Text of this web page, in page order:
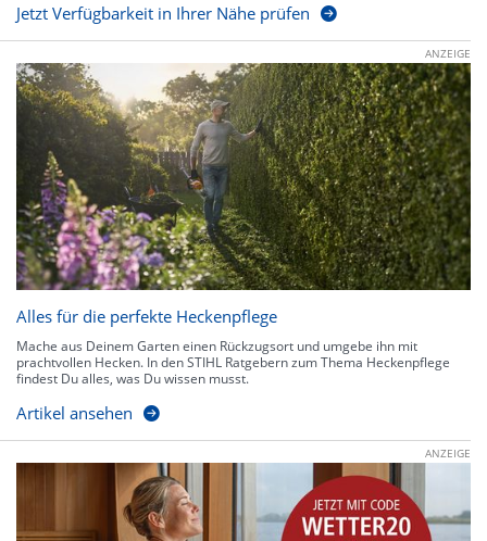
Jetzt Verfügbarkeit in Ihrer Nähe prüfen
ANZEIGE
Alles für die perfekte Heckenpflege
Mache aus Deinem Garten einen Rückzugsort und umgebe ihn mit
prachtvollen Hecken. In den STIHL Ratgebern zum Thema Heckenpflege
findest Du alles, was Du wissen musst.
Artikel ansehen
ANZEIGE